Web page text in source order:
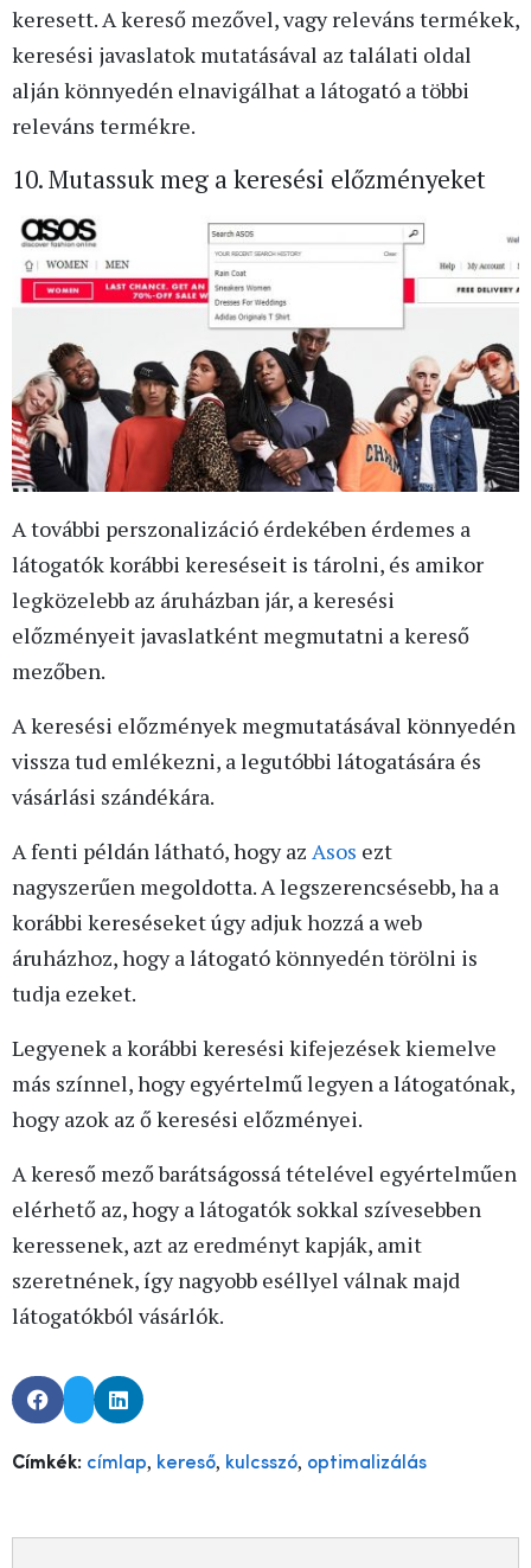
keresett. A kereső mezővel, vagy releváns termékek,
keresési javaslatok mutatásával az találati oldal
alján könnyedén elnavigálhat a látogató a többi
releváns termékre.
10. Mutassuk meg a keresési előzményeket
A további perszonalizáció érdekében érdemes a
látogatók korábbi kereséseit is tárolni, és amikor
legközelebb az áruházban jár, a keresési
előzményeit javaslatként megmutatni a kereső
mezőben.
A keresési előzmények megmutatásával könnyedén
vissza tud emlékezni, a legutóbbi látogatására és
vásárlási szándékára.
A fenti példán látható, hogy az Asos ezt
nagyszerűen megoldotta. A legszerencsésebb, ha a
korábbi kereséseket úgy adjuk hozzá a web
áruházhoz, hogy a látogató könnyedén törölni is
tudja ezeket.
Legyenek a korábbi keresési kifejezések kiemelve
más színnel, hogy egyértelmű legyen a látogatónak,
hogy azok az ő keresési előzményei.
A kereső mező barátságossá tételével egyértelműen
elérhető az, hogy a látogatók sokkal szívesebben
keressenek, azt az eredményt kapják, amit
szeretnének, így nagyobb eséllyel válnak majd
látogatókból vásárlók.
Címkék: címlap, kereső, kulcsszó, optimalizálás